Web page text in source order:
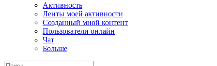
Активность
Ленты моей активности
Созданный мной контент
Пользователи онлайн
Чат
Больше